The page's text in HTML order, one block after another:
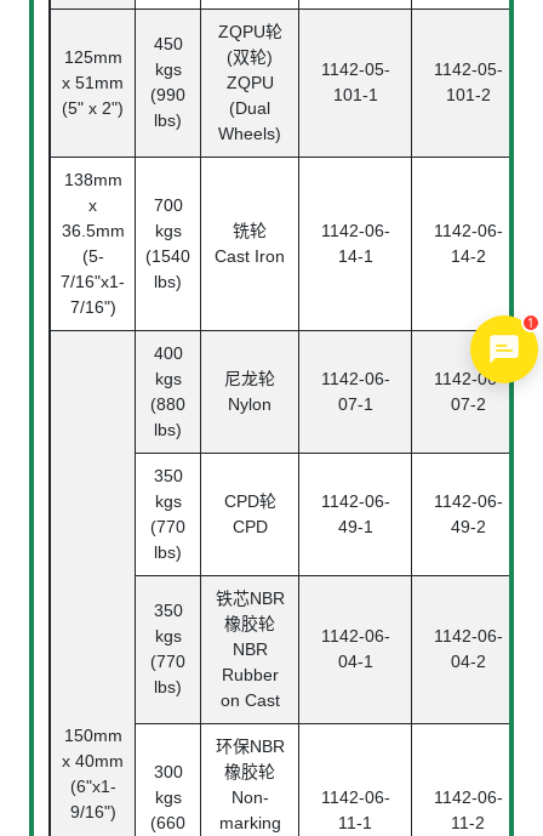
125mm
x 51mm
(5" x 2")
450
kgs
(990
lbs)
ZQPU轮
(双轮)
ZQPU
(Dual
Wheels)
1142-05-
101-1
1142-05-
101-2
138mm
x
36.5mm
(5-
7/16"x1-
7/16")
700
kgs
(1540
lbs)
铣轮
Cast Iron
1142-06-
14-1
1142-06-
14-2
150mm
x 40mm
(6"x1-
9/16")
400
kgs
(880
lbs)
尼龙轮
Nylon
1142-06-
07-1
1142-06-
07-2
350
kgs
(770
lbs)
CPD轮
CPD
1142-06-
49-1
1142-06-
49-2
350
kgs
(770
lbs)
铁芯NBR
橡胶轮
NBR
Rubber
on Cast
1142-06-
04-1
1142-06-
04-2
300
kgs
(660
环保NBR
橡胶轮
Non-
marking
1142-06-
11-1
1142-06-
11-2
1